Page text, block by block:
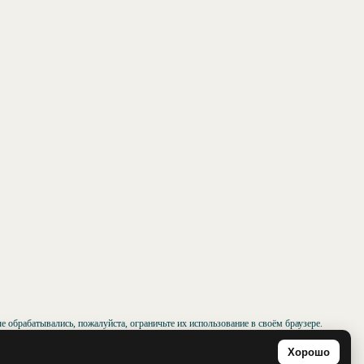
пожалуйста, ограничьте их использование в своём браузере.
Хорошо